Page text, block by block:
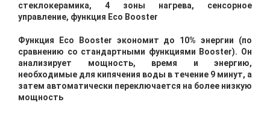
стеклокерамика, 4 зоны нагрева, сенсорное
управление, функция Eco Booster
Функция Eco Booster экономит до 10% энергии (по
сравнению со стандартными функциями Booster). Он
анализирует мощность, время и энергию,
необходимые для кипячения воды в течение 9 минут, а
затем автоматически переключается на более низкую
мощность